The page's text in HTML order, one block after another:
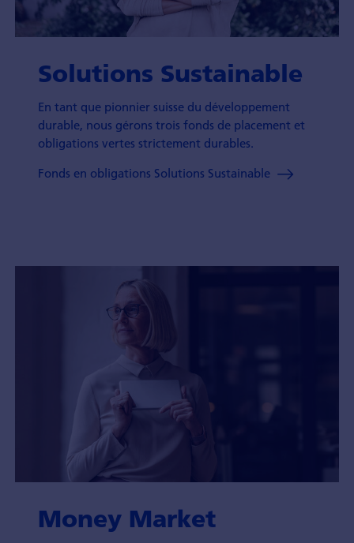
Solutions Sustainable
En tant que pionnier suisse du développement
durable, nous gérons trois fonds de placement et
obligations vertes strictement durables.
Fonds en obligations Solutions Sustainable
Money Market